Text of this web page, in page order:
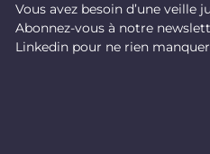
Blog
Vous avez besoin d’une veille
Abonnez-vous à notre
Linkedin pour ne rien